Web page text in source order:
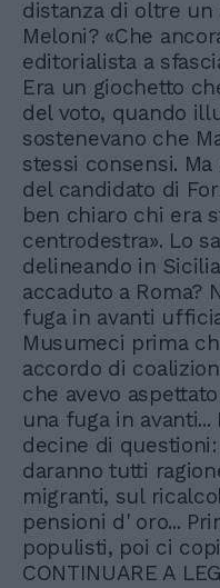
distanza di oltre un
Meloni? «Che
editorialista a
Era un giochetto
del voto, quando
sostenevano che
stessi consensi.
del candidato di
ben chiaro chi era
centrodestra». Lo
delineando in
accaduto a Roma?
fuga in avanti
Musumeci prima
accordo di
che avevo
una fuga in
decine di
daranno tutti
migranti, sul
pensioni d' oro...
populisti, poi ci
CONTINUARE A